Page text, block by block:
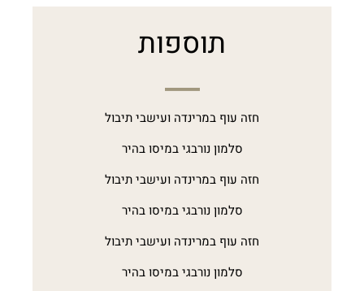
תוספות
חזה עוף במרינדה ועישבי תיבול
סלמון נורבגי במיסו בהיר
חזה עוף במרינדה ועישבי תיבול
סלמון נורבגי במיסו בהיר
חזה עוף במרינדה ועישבי תיבול
סלמון נורבגי במיסו בהיר